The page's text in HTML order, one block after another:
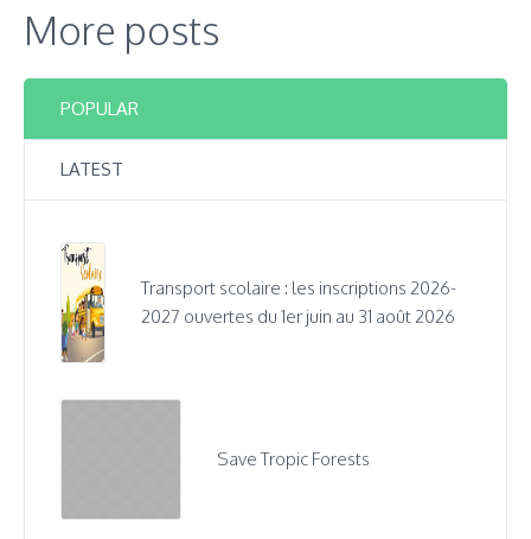
More posts
POPULAR
LATEST
Transport scolaire : les inscriptions 2026-
2027 ouvertes du 1er juin au 31 août 2026
Save Tropic Forests